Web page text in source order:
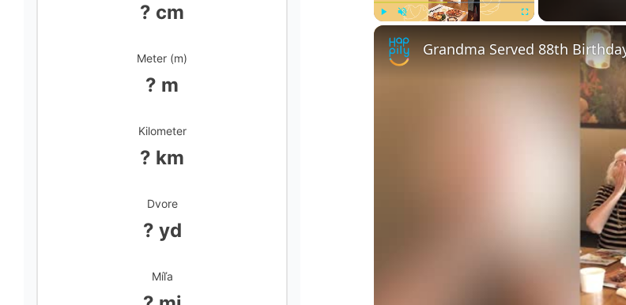
? cm
Meter (m)
? m
Kilometer
? km
Dvore
? yd
Míľa